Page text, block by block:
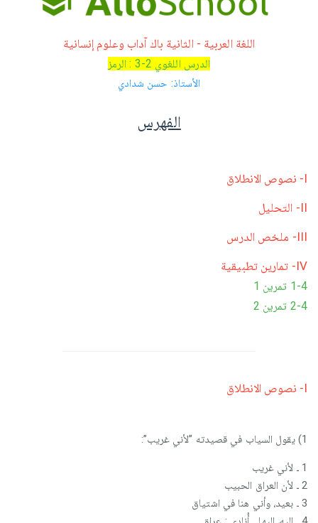
اللغة العربية - الثانية باك آداب وعلوم إنسانية
الدرس اللغوي 2-3 : الرمز
الأستاذ: حسن شدادي
الفهرس
I- نصوص الانطلاق
II- التحليل
III- ملخص الدرس
IV- تمارين تطبيقية
1-4 تمرين 1
2-4 تمرين 2
I- نصوص الانطلاق
1) يقول السياب في قصيدته ”لأني غريب”:
1 ـ لأني غريب
2 ـ لأن العراق الحبيب
3 ـ بعيد، وأني هنا في اشتياق